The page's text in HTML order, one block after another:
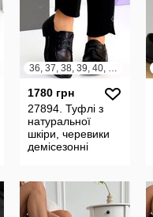
36, 37, 38, 39, 40, 41
1780 грн
27894. Туфлі з
натуральної
шкіри, черевики
демісезонні